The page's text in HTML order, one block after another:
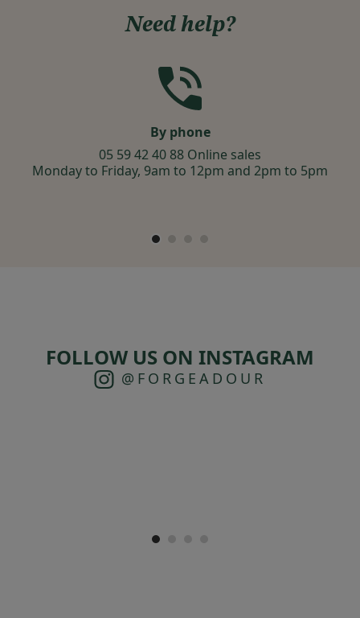
Need help?
By phone
05 59 42 40 88 Online sales
Monday to Friday, 9am to 12pm and 2pm to 5pm
FOLLOW US ON INSTAGRAM
@FORGEADOUR